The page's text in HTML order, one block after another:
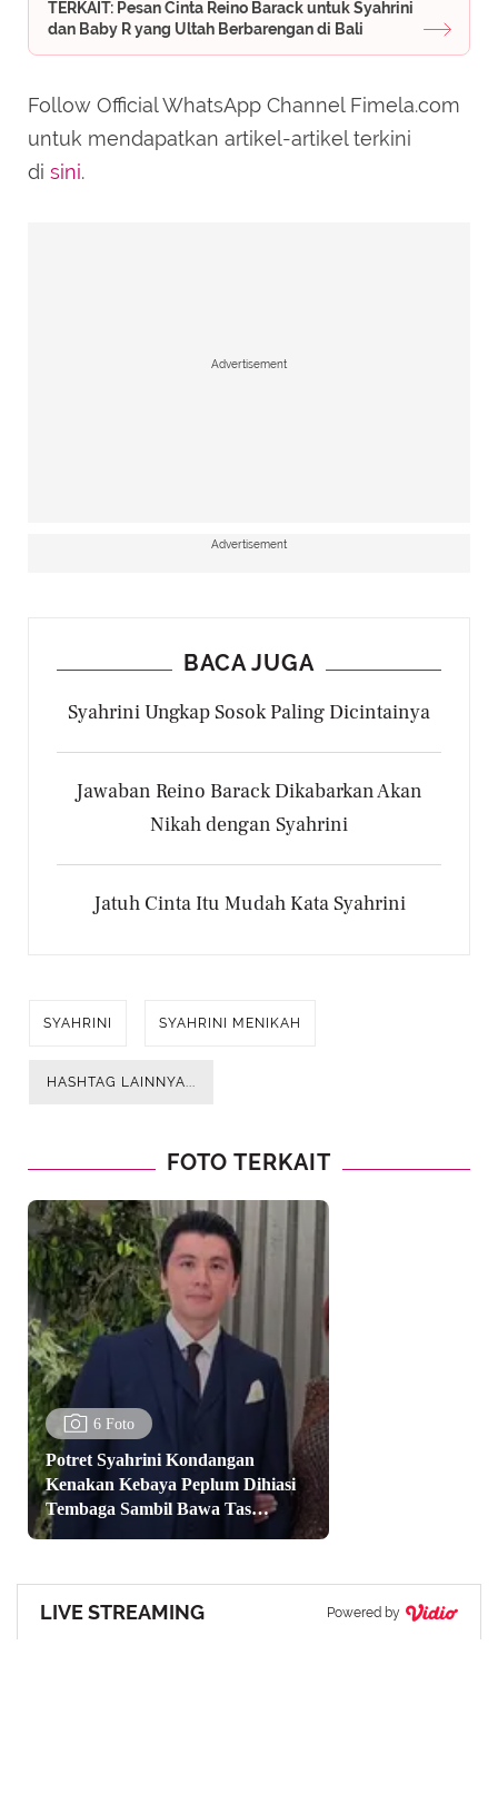
TERKAIT: Pesan Cinta Reino Barack untuk Syahrini
dan Baby R yang Ultah Berbarengan di Bali
Follow Official WhatsApp Channel Fimela.com
untuk mendapatkan artikel-artikel terkini
di sini.
Advertisement
Advertisement
BACA JUGA
Syahrini Ungkap Sosok Paling Dicintainya
Jawaban Reino Barack Dikabarkan Akan
Nikah dengan Syahrini
Jatuh Cinta Itu Mudah Kata Syahrini
SYAHRINI SYAHRINI MENIKAH
HASHTAG LAINNYA...
FOTO TERKAIT
6 Foto
Potret Syahrini Kondangan
Kenakan Kebaya Peplum Dihiasi
Tembaga Sambil Bawa Tas
Hermes
LIVE STREAMING Powered by